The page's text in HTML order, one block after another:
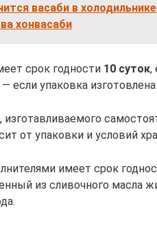
васаби в
хонвасаби
срок годности 10 суток,
— если упаковка
от упаковки и условий
имеет срок
из сливочного масла